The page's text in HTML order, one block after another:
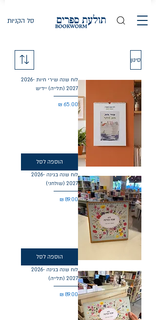
סל הקניות
סינון
לוח שנה שירי חיות 2026-
2027 (תלייה) יידיש
מחיר
הוספה לסל
לוח שנה בגינה 2026-
2027 (שולחני)
מחיר
הוספה לסל
לוח שנה בגינה 2026-
2027 (תלייה)
מחיר